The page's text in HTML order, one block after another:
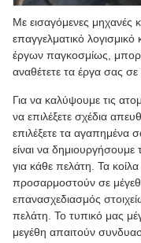
Με εισαγόμενες μηχανές
επαγγελματικό λογισμικό
έργων παγκοσμίως,
αναθέτετε τα έργα σας σε
Για να καλύψουμε τις
να επιλέξετε σχέδια
επιλέξετε τα αγαπημένα
είναι να
για κάθε πελάτη. Τα
προσαρμοστούν σε
επανασχεδιασμός
πελάτη. Το τυπικό μας
μεγέθη απαιτούν